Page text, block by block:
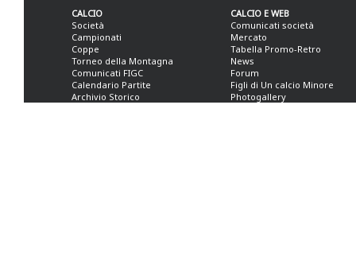
CALCIO
Società
Campionati
Coppe
Torneo della Montagna
Comunicati FIGC
Calendario Partite
Archivio Storico
CALCIO E WEB
Comunicati società
Mercato
Tabella Promo-Retro
News
Forum
Figli di Un calcio Minore
Photogallery